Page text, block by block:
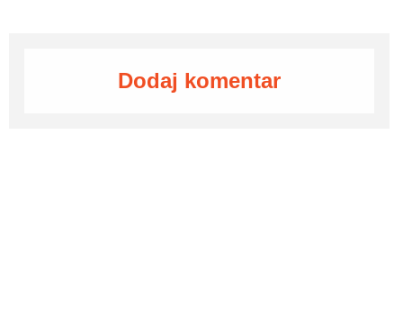
Dodaj komentar